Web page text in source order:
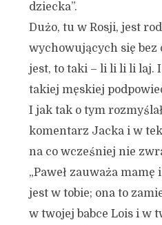
dziecka”.
Dużo, tu w Rosji, jest
wychowujących się bez
jest, to taki – li li li li laj.
takiej męskiej
I jak tak o tym
komentarz Jacka i w
na co wcześniej nie
„Paweł zauważa mamę
jest w tobie; ona to
w twojej babce Lois i w